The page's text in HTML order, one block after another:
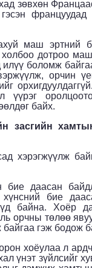
зөвхөн
маш эртний
дотроо маш
боломж
орчин
үүрэг
байх.
засгийн
хэрэгжүүлж
даасан
бие
байна. Хоёр
орчны төлөө
гэж бодож
хоёулаа л
үнэт зүйлсийг